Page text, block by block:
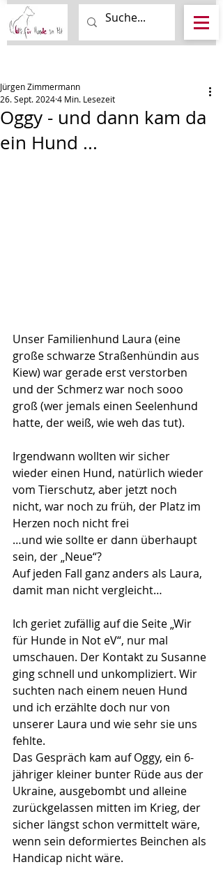
Oggy - und dann kam da
ein Hund ...
Jürgen Zimmermann
26. Sept. 20244 Min. Lesezeit
Unser Familienhund Laura (eine
große schwarze Straßenhündin aus
Kiew) war gerade erst verstorben
und der Schmerz war noch sooo
groß (wer jemals einen Seelenhund
hatte, der weiß, wie weh das tut).
Irgendwann wollten wir sicher
wieder einen Hund, natürlich wieder
vom Tierschutz, aber jetzt noch
nicht, war noch zu früh, der Platz im
Herzen noch nicht frei
…und wie sollte er dann überhaupt
sein, der „Neue“?
Auf jeden Fall ganz anders als Laura,
damit man nicht vergleicht…
Ich geriet zufällig auf die Seite „Wir
für Hunde in Not eV“, nur mal
umschauen. Der Kontakt zu Susanne
ging schnell und unkompliziert. Wir
suchten nach einem neuen Hund
und ich erzählte doch nur von
unserer Laura und wie sehr sie uns
fehlte.
Das Gespräch kam auf Oggy, ein 6-
jähriger kleiner bunter Rüde aus der
Ukraine, ausgebombt und alleine
zurückgelassen mitten im Krieg, der
sicher längst schon vermittelt wäre,
wenn sein deformiertes Beinchen als
Handicap nicht wäre.